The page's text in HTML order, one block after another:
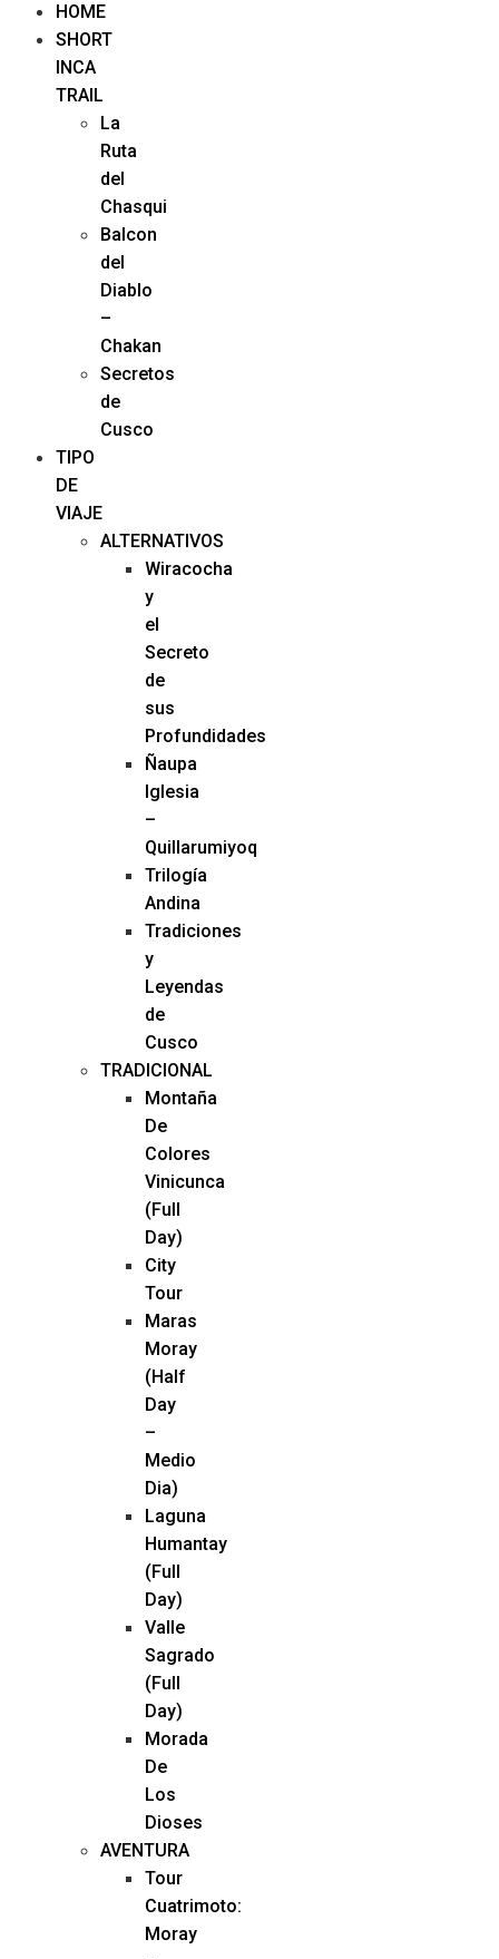
HOME
SHORT
INCA
TRAIL
La
Ruta
del
Chasqui
Balcon
del
Diablo
–
Chakan
Secretos
de
Cusco
TIPO
DE
VIAJE
ALTERNATIVOS
Wiracocha
y
el
Secreto
de
sus
Profundidades
Ñaupa
Iglesia
–
Quillarumiyoq
Trilogía
Andina
Tradiciones
y
Leyendas
de
Cusco
TRADICIONAL
Montaña
De
Colores
Vinicunca
(Full
Day)
City
Tour
Maras
Moray
(Half
Day
–
Medio
Dia)
Laguna
Humantay
(Full
Day)
Valle
Sagrado
(Full
Day)
Morada
De
Los
Dioses
AVENTURA
Tour
Cuatrimoto:
Moray